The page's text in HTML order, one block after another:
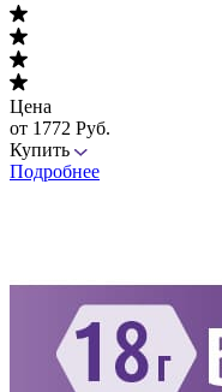
Цена
от 1772 Руб.
Купить
Подробнее